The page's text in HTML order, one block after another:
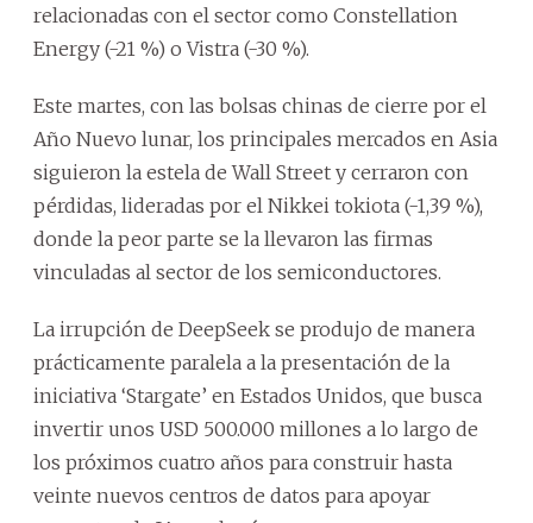
relacionadas con el sector como Constellation
Energy (-21 %) o Vistra (-30 %).
Este martes, con las bolsas chinas de cierre por el
Año Nuevo lunar, los principales mercados en Asia
siguieron la estela de Wall Street y cerraron con
pérdidas, lideradas por el Nikkei tokiota (-1,39 %),
donde la peor parte se la llevaron las firmas
vinculadas al sector de los semiconductores.
La irrupción de DeepSeek se produjo de manera
prácticamente paralela a la presentación de la
iniciativa ‘Stargate’ en Estados Unidos, que busca
invertir unos USD 500.000 millones a lo largo de
los próximos cuatro años para construir hasta
veinte nuevos centros de datos para apoyar